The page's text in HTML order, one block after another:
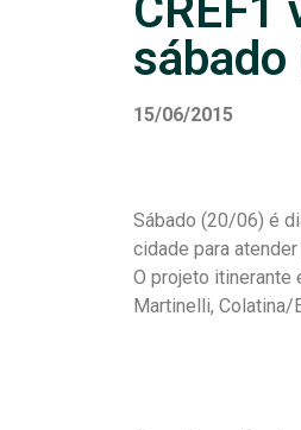
CREF1
sábado
15/06/2015
Sábado (20/06) é
cidade para
O projeto itinerante
Martinelli, Colatina/